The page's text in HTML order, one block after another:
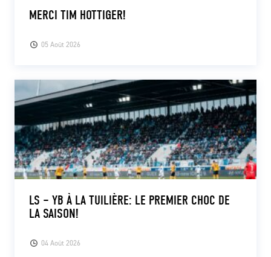
05 Août 2026
MERCI TIM HOTTIGER!
04 Août 2026
LS – YB À LA TUILIÈRE: LE PREMIER CHOC DE
LA SAISON!